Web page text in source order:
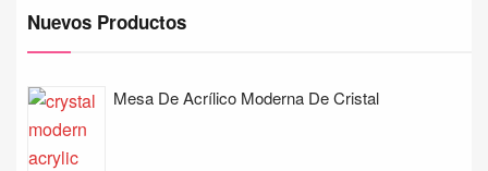
Nuevos Productos
Mesa De Acrílico Moderna De Cristal